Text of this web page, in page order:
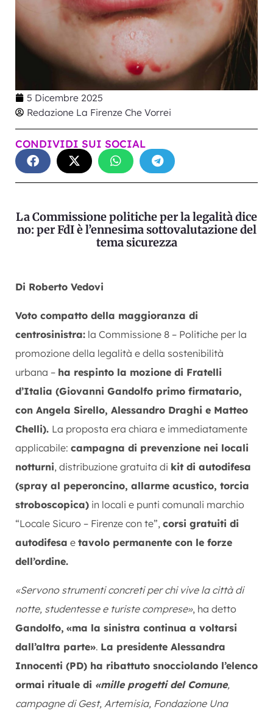
5 Dicembre 2025
Redazione La Firenze Che Vorrei
CONDIVIDI SUI SOCIAL
La Commissione politiche per la legalità dice
no: per FdI è l’ennesima sottovalutazione del
tema sicurezza
Di Roberto Vedovi
Voto compatto della maggioranza di
centrosinistra: la Commissione 8 – Politiche per la
promozione della legalità e della sostenibilità
urbana – ha respinto la mozione di Fratelli
d’Italia (Giovanni Gandolfo primo firmatario,
con Angela Sirello, Alessandro Draghi e Matteo
Chelli). La proposta era chiara e immediatamente
applicabile: campagna di prevenzione nei locali
notturni, distribuzione gratuita di kit di autodifesa
(spray al peperoncino, allarme acustico, torcia
stroboscopica) in locali e punti comunali marchio
“Locale Sicuro – Firenze con te”, corsi gratuiti di
autodifesa e tavolo permanente con le forze
dell’ordine.
«Servono strumenti concreti per chi vive la città di
notte, studentesse e turiste comprese», ha detto
Gandolfo, «ma la sinistra continua a voltarsi
dall’altra parte». La presidente Alessandra
Innocenti (PD) ha ribattuto snocciolando l’elenco
ormai rituale di «mille progetti del Comune,
campagne di Gest, Artemisia, Fondazione Una